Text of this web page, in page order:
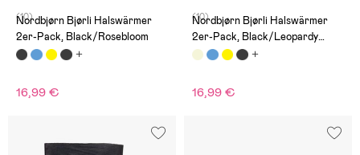
(10)
Nordbjørn Bjørli Halswärmer
2er-Pack, Black/Rosebloom
16,99 €
(10)
Nordbjørn Bjørli Halswärmer
2er-Pack, Black/Leopardy
Rustic Sandshell
16,99 €